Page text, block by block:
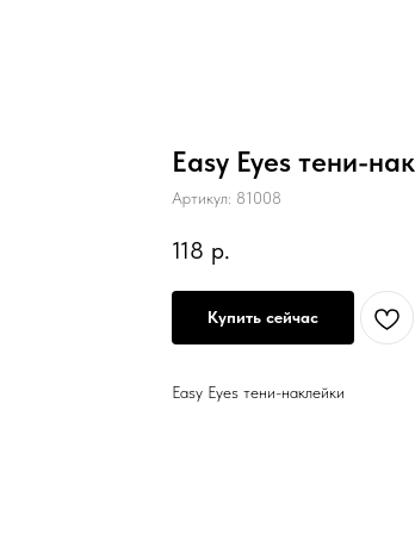
Easy Eyes тени-
Артикул: 81008
118 р.
Купить сейчас
Easy Eyes тени-наклейки